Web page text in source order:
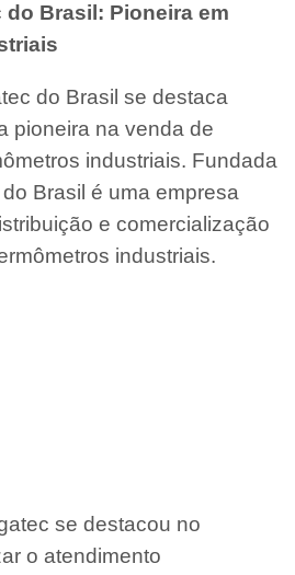
do Brasil: Pioneira em
do Brasil se destaca
pioneira na venda de
industriais. Fundada
Brasil é uma empresa
e comercialização
industriais.
se destacou no
o atendimento